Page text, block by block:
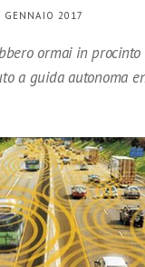
2017
ormai in
a guida autonoma